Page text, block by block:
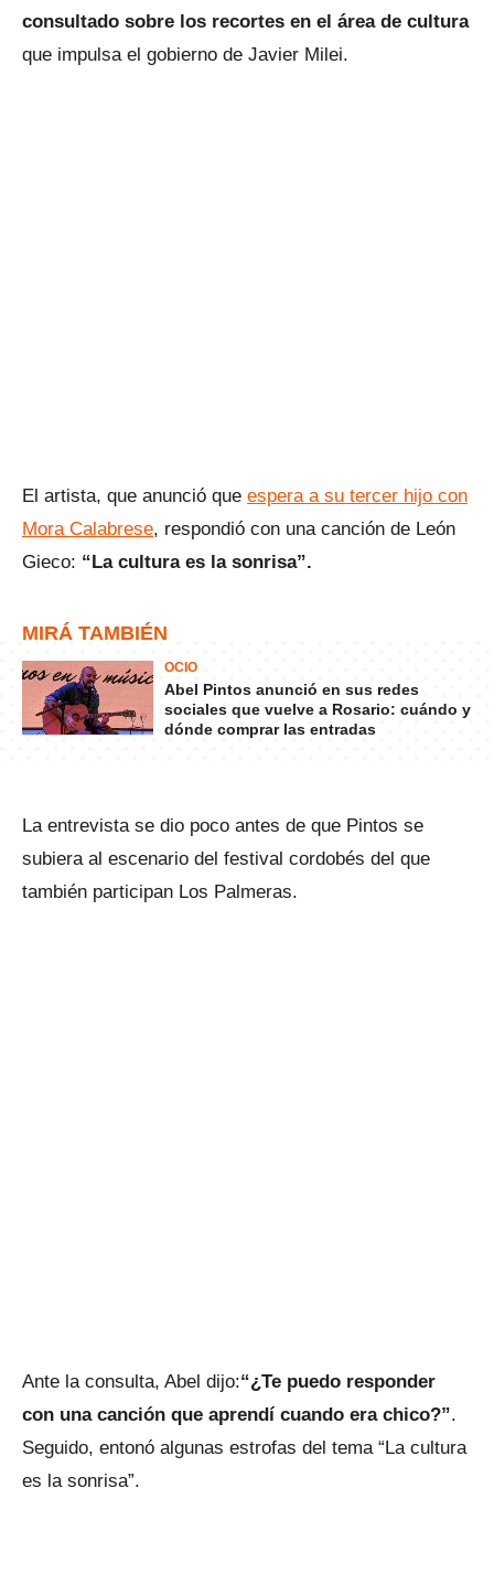
consultado sobre los recortes en el área de cultura
que impulsa el gobierno de Javier Milei.
El artista, que anunció que espera a su tercer hijo con
Mora Calabrese, respondió con una canción de León
Gieco: “La cultura es la sonrisa”.
MIRÁ TAMBIÉN
OCIO
Abel Pintos anunció en sus redes
sociales que vuelve a Rosario: cuándo y
dónde comprar las entradas
La entrevista se dio poco antes de que Pintos se
subiera al escenario del festival cordobés del que
también participan Los Palmeras.
Ante la consulta, Abel dijo:“¿Te puedo responder
con una canción que aprendí cuando era chico?”.
Seguido, entonó algunas estrofas del tema “La cultura
es la sonrisa”.